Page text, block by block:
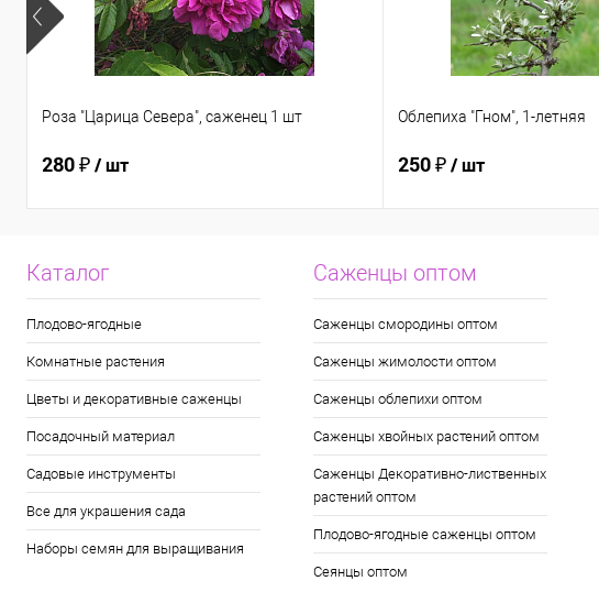
Роза "Царица Севера", саженец 1 шт
280 ₽/ шт
Облепиха "Гном", 1-летняя
250 ₽/ шт
Каталог
Плодово-ягодные
Комнатные растения
Цветы и декоративные саженцы
Посадочный материал
Садовые инструменты
Все для украшения сада
Наборы семян для выращивания
Саженцы оптом
Саженцы смородины оптом
Саженцы жимолости оптом
Саженцы облепихи оптом
Саженцы хвойных растений оптом
Саженцы Декоративно-лиственных
растений оптом
Плодово-ягодные саженцы оптом
Сеянцы оптом